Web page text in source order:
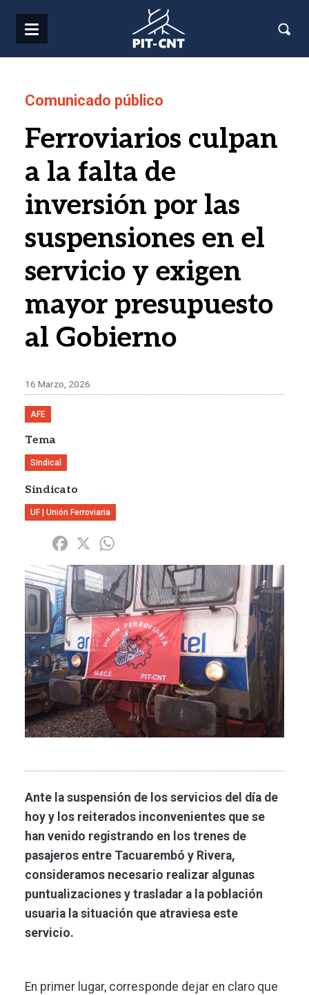
Comunicado público
Ferroviarios culpan
a la falta de
inversión por las
suspensiones en el
servicio y exigen
mayor presupuesto
al Gobierno
16 Marzo, 2026
AFE
Tema
Sindical
Sindicato
UF | Unión Ferroviaria
Share Facebook
X
Imagen
Ante la suspensión de los servicios del día de
hoy y los reiterados inconvenientes que se
han venido registrando en los trenes de
pasajeros entre Tacuarembó y Rivera,
consideramos necesario realizar algunas
puntualizaciones y trasladar a la población
usuaria la situación que atraviesa este
servicio.
En primer lugar, corresponde dejar en claro que